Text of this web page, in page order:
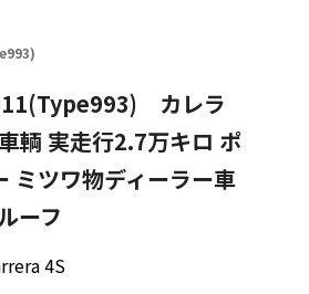
カレラ
輌 実走行2.7万キロ ポ
ミツワ物ディーラー車
ーフ
4S